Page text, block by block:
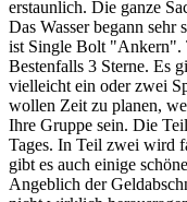
erstaunlich. Die ganze
Das Wasser begann
ist Single Bolt "Ankern".
Bestenfalls 3 Sterne. Es
vielleicht ein oder zwei
wollen Zeit zu planen,
Ihre Gruppe sein. Die
Tages. In Teil zwei wird
gibt es auch einige
Angeblich der